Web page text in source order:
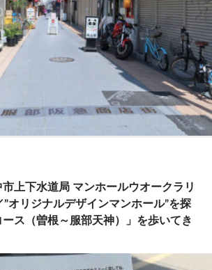
上下水道局 マンホールウオークラリ
オリジナルデザインマンホール”を探
ース（曽根～服部天神）」を歩いてき